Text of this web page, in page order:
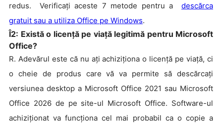
redus. Verificați aceste 7 metode pentru a descărca
gratuit sau a utiliza Office pe Windows.
Î2: Există o licență pe viață legitimă pentru Microsoft
Office?
R. Adevărul este că nu ați achiziționa o licență pe viață, ci
o cheie de produs care vă va permite să descărcați
versiunea desktop a Microsoft Office 2021 sau Microsoft
Office 2026 de pe site-ul Microsoft Office. Software-ul
achiziționat va funcționa cel mai probabil ca o copie a